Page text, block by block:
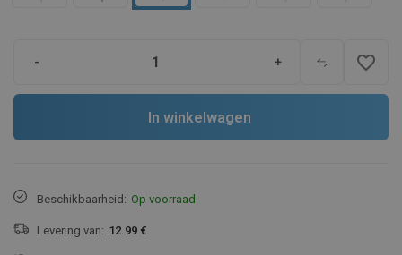
- + favorite_border
In winkelwagen
Beschikbaarheid: Op voorraad
Levering van: 12.99 €